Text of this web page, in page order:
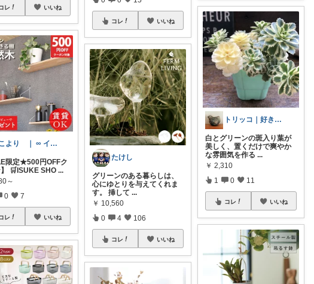
レ いいね
こより ｜ ∞ イヤイライケレ ∞
限定★500円OFFク
🛒ISUKE SHO ...
～
0 7
レ いいね
コレ いいね
たけし
​グリーンのある暮らしは、
心にゆとりを与えてくれま
す。 挿して ...
￥ 10,560
0 4 106
コレ いいね
トリッコ｜好きな雑貨・インテリア
白とグリーンの斑入り葉が
美しく、置くだけで爽やか
な雰囲気を作る ...
￥ 2,310
1 0 11
コレ いいね